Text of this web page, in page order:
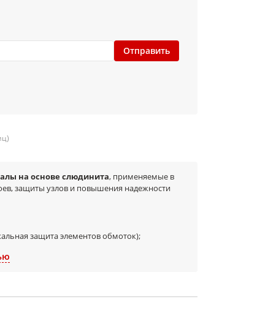
Отправить
на основе слюдинита, применяемые в
защиты узлов и повышения надежности
защита элементов обмоток);
токоведущих частей;